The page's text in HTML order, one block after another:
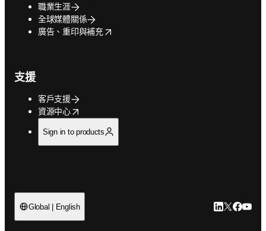
職業生涯
全球媒體關係
廣告、重印與補充
opens in new tab/window
支援
客戶支援
資源中心
opens in new tab/window
Sign in to products
Global | English LinkedIn 打
Twitter 打